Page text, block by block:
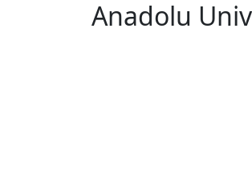
Anadolu